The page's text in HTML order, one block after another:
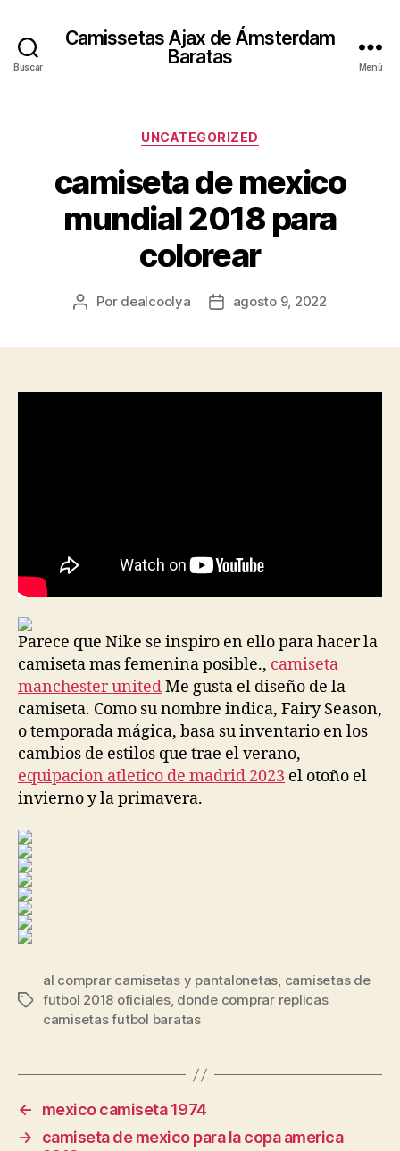
Buscar
Camissetas Ajax de Ámsterdam
Baratas
Menú
Categorías
UNCATEGORIZED
camiseta de mexico
mundial 2018 para
colorear
Autor
Por dealcoolya
Fechaagosto 9, 2022
Parece que Nike se inspiro en ello para hacer la
camiseta mas femenina posible., camiseta
manchester unitedMe gusta el diseño de la
camiseta. Como su nombre indica, Fairy Season,
o temporada mágica, basa su inventario en los
cambios de estilos que trae el verano,
equipacion atletico de madrid 2023 el otoño el
invierno y la primavera.
Etiquetas
al comprar camisetas y pantalonetas, camisetas de
futbol 2018 oficiales, donde comprar replicas
camisetas futbol baratas
←
mexico camiseta 1974
→
camiseta de mexico para la copa america